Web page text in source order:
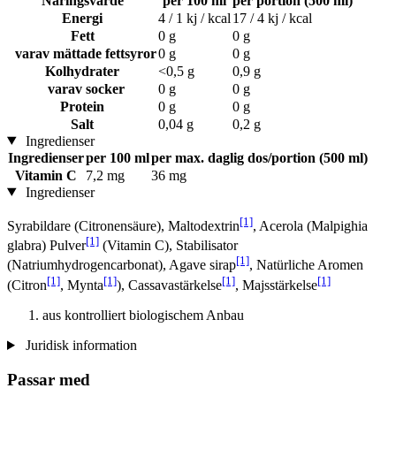
Energi
4 / 1 kj / kcal 17 / 4 kj / kcal
Fett
0 g
0 g
varav mättade fettsyror0 g
0 g
Kolhydrater
<0,5 g
0,9 g
varav socker
0 g
0 g
Protein
0 g
0 g
Salt
0,04 g
0,2 g
Ingredienser
Ingredienserper 100 mlper max. daglig dos/portion (500 ml)
Vitamin C
7,2 mg
36 mg
Ingredienser
Syrabildare (Citronensäure), Maltodextrin[1], Acerola (Malpighia
glabra) Pulver[1] (Vitamin C), Stabilisator
(Natriumhydrogencarbonat), Agave sirap[1], Natürliche Aromen
(Citron[1], Mynta[1]), Cassavastärkelse[1], Majsstärkelse[1]
aus kontrolliert biologischem Anbau
Juridisk information
Passar med